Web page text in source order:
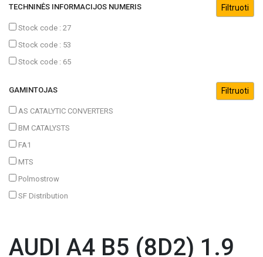
TECHNINĖS INFORMACIJOS NUMERIS
Stock code : 27
Stock code : 53
Stock code : 65
GAMINTOJAS
AS CATALYTIC CONVERTERS
BM CATALYSTS
FA1
MTS
Polmostrow
SF Distribution
AUDI A4 B5 (8D2) 1.9